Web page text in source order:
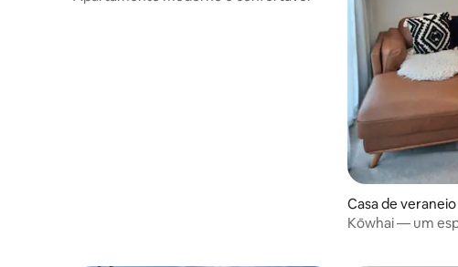
Casa de
own
Kōwhai — um